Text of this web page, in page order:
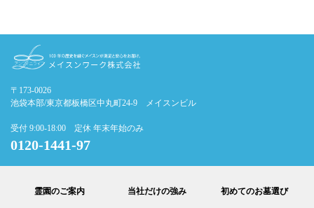
〒173-0026
池袋本部/東京都板橋区中丸町24-9 メイスンビル
受付 9:00-18:00 定休 年末年始のみ
0120-1441-97
霊園のご案内 当社だけの強み 初めてのお墓選び